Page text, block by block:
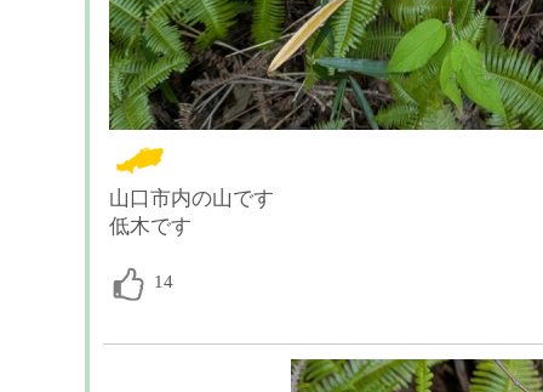
山口市内の山です
低木です